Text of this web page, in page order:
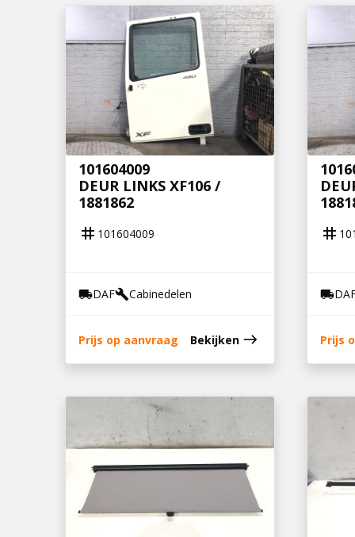
101604009
DEUR LINKS XF106 /
1881862
tag 101604009
local_shippingDAFbuildCabinedelen
Prijs op aanvraag Bekijken east
tag
local_shipping
Prijs